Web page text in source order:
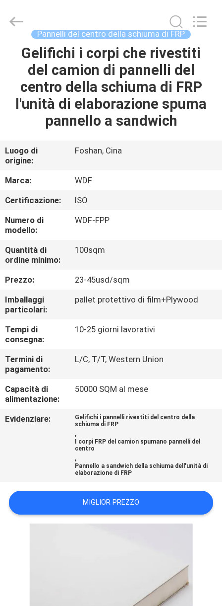
CASA
PRODOTTI
GIRO
DELLA
FABBRICA
CONTROLLO
DI
QUALITÀ
CONTATTICI
NOTIZIE
CASI
MAPPA
SITO
PRIVACY
Ltd..
Developed
Pannelli del centro della schiuma di FRP
Gelifichi i corpi che rivestiti
del camion di pannelli del
centro della schiuma di FRP
l'unità di elaborazione spuma
pannello a sandwich
Luogo di
origine:
Foshan, Cina
Marca:
WDF
Certificazione:
ISO
Numero di
modello:
WDF-FPP
Quantità di
ordine minimo:
100sqm
Prezzo:
23-45usd/sqm
Imballaggi
particolari:
pallet protettivo di film+Plywood
Tempi di
consegna:
10-25 giorni lavorativi
Termini di
pagamento:
L/C, T/T, Western Union
Capacità di
alimentazione:
50000 SQM al mese
Evidenziare:
Gelifichi i pannelli rivestiti del centro della
schiuma di FRP
,
I corpi FRP del camion spumano pannelli del
centro
,
Pannello a sandwich della schiuma dell'unità di
elaborazione di FRP
MIGLIOR PREZZO